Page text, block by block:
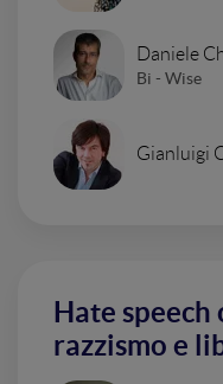
Daniele
Bi - Wise
Gianluigi
Hate
razzismo e